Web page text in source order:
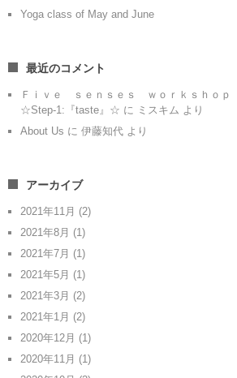
Yoga class of May and June
最近のコメント
Ｆｉｖｅ ｓｅｎｓｅｓ ｗｏｒｋｓｈｏｐ
☆Step-1:『taste』☆ に ミスキム より
About Us に 伊藤知代 より
アーカイブ
2021年11月 (2)
2021年8月 (1)
2021年7月 (1)
2021年5月 (1)
2021年3月 (2)
2021年1月 (2)
2020年12月 (1)
2020年11月 (1)